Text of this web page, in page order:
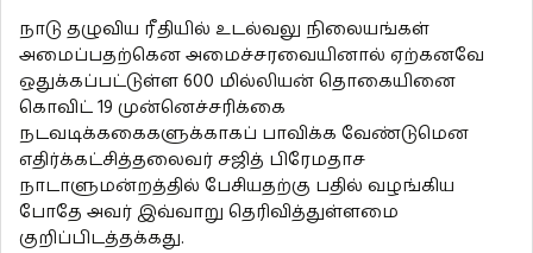
நாடு தழுவிய ரீதியில் உடல்வலு நிலையங்கள்
அமைப்பதற்கென அமைச்சரவையினால் ஏற்கனவே
ஒதுக்கப்பட்டுள்ள 600 மில்லியன் தொகையினை
கொவிட் 19 முன்னெச்சரிக்கை
நடவடிக்ககைகளுக்காகப் பாவிக்க வேண்டுமென
எதிர்க்கட்சித்தலைவர் சஜித் பிரேமதாச
நாடாளுமன்றத்தில் பேசியதற்கு பதில் வழங்கிய
போதே அவர் இவ்வாறு தெரிவித்துள்ளமை
குறிப்பிடத்தக்கது.